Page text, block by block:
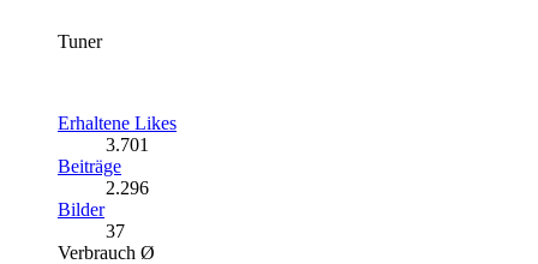
Tuner
Erhaltene Likes
3.701
Beiträge
2.296
Bilder
37
Verbrauch Ø